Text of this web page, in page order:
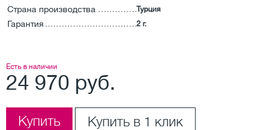
Страна производства Турция
Гарантия 2 г.
Есть в наличии
24 970 руб.
Купить Купить в 1 клик